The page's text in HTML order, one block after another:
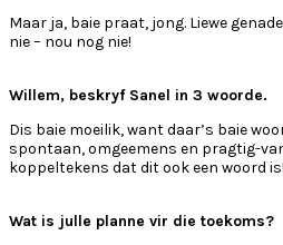
Maar ja, baie praat, jong. Liewe
nie – nou nog nie!
Willem, beskryf Sanel in 3 woorde.
Dis baie moeilik, want daar’s baie
spontaan, omgeemens en pragtig-
koppeltekens dat dit ook een woord
Wat is julle planne vir die toekoms?